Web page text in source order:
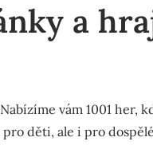
a
vám 1001 her,
děti, ale i pro